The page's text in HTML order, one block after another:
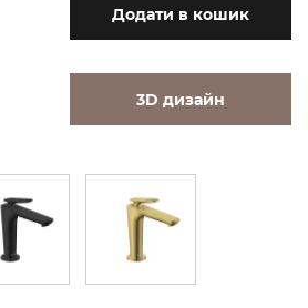
Додати в кошик
3D дизайн